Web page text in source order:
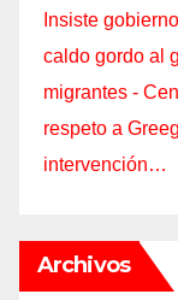
Insiste
caldo gordo al
migrantes -
respeto a
intervención…
Archivos